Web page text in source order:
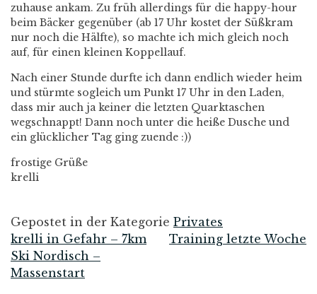
zuhause ankam. Zu früh allerdings für die happy-hour
beim Bäcker gegenüber (ab 17 Uhr kostet der Süßkram
nur noch die Hälfte), so machte ich mich gleich noch
auf, für einen kleinen Koppellauf.
Nach einer Stunde durfte ich dann endlich wieder heim
und stürmte sogleich um Punkt 17 Uhr in den Laden,
dass mir auch ja keiner die letzten Quarktaschen
wegschnappt! Dann noch unter die heiße Dusche und
ein glücklicher Tag ging zuende :))
frostige Grüße
krelli
Gepostet in der Kategorie Privates
Beitrags-
Navigation
krelli in Gefahr – 7km
Ski Nordisch –
Massenstart
Training letzte Woche